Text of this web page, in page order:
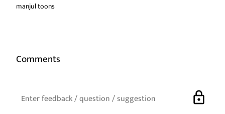
manjul toons
Comments
lock